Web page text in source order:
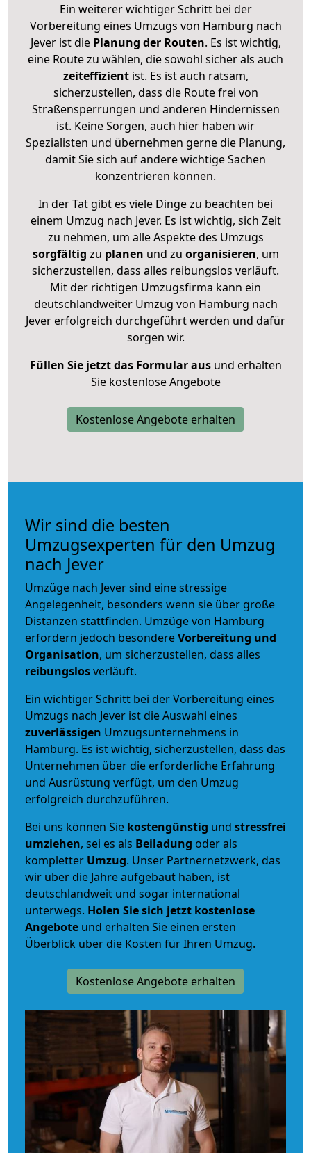
Ein weiterer wichtiger Schritt bei der
Vorbereitung eines Umzugs von Hamburg nach
Jever ist diePlanung der Routen. Es ist wichtig,
eine Route zu wählen, die sowohl sicher als auch
zeiteffizientist. Es ist auch ratsam,
sicherzustellen, dass die Route frei von
Straßensperrungen und anderen Hindernissen
ist. Keine Sorgen, auch hier haben wir
Spezialisten und übernehmen gerne die Planung,
damit Sie sich auf andere wichtige Sachen
konzentrieren können.
In der Tat gibt es viele Dinge zu beachten bei
einem Umzug nach Jever. Es ist wichtig, sich Zeit
zu nehmen, um alle Aspekte des Umzugs
sorgfältig zu planen und zu organisieren, um
sicherzustellen, dass alles reibungslos verläuft.
Mit der richtigen Umzugsfirma kann ein
deutschlandweiter Umzug von Hamburg nach
Jever erfolgreich durchgeführt werden und dafür
sorgen wir.
Füllen Sie jetzt das Formular ausund erhalten
Sie kostenlose Angebote
Kostenlose Angebote erhalten
Wir sind die besten
Umzugsexperten für den Umzug
nach Jever
Umzüge nach Jever sind eine stressige
Angelegenheit, besonders wenn sie über große
Distanzen stattfinden. Umzüge von Hamburg
erfordern jedoch besondereVorbereitung und
Organisation, um sicherzustellen, dass alles
reibungslosverläuft.
Ein wichtiger Schritt bei der Vorbereitung eines
Umzugs nach Jever ist die Auswahl eines
zuverlässigen Umzugsunternehmens in
Hamburg. Es ist wichtig, sicherzustellen, dass das
Unternehmen über die erforderliche Erfahrung
und Ausrüstung verfügt, um den Umzug
erfolgreich durchzuführen.
Bei uns können Sie kostengünstig und stressfrei
umziehen, sei es als Beiladung oder als
kompletter Umzug. Unser Partnernetzwerk, das
wir über die Jahre aufgebaut haben, ist
deutschlandweit und sogar international
unterwegs. Holen Sie sich jetzt kostenlose
Angebote und erhalten Sie einen ersten
Überblick über die Kosten für Ihren Umzug.
Kostenlose Angebote erhalten